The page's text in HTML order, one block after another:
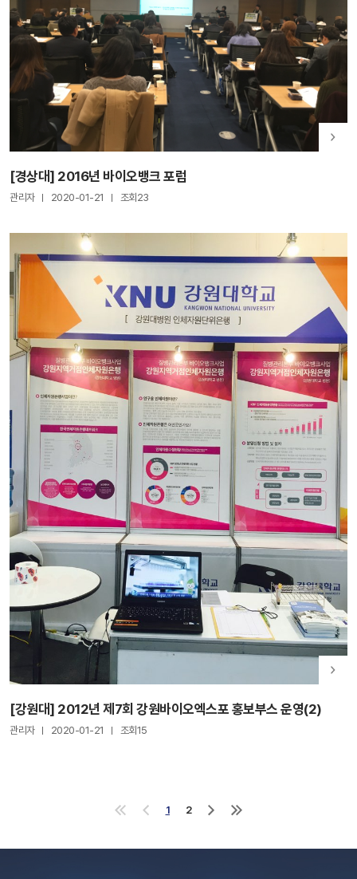
[경상대] 2016년 바이오뱅크 포럼
관리자 2020-01-21 조회23
[강원대] 2012년 제7회 강원바이오엑스포 홍보부스 운영(2)
관리자 2020-01-21 조회15
1
2